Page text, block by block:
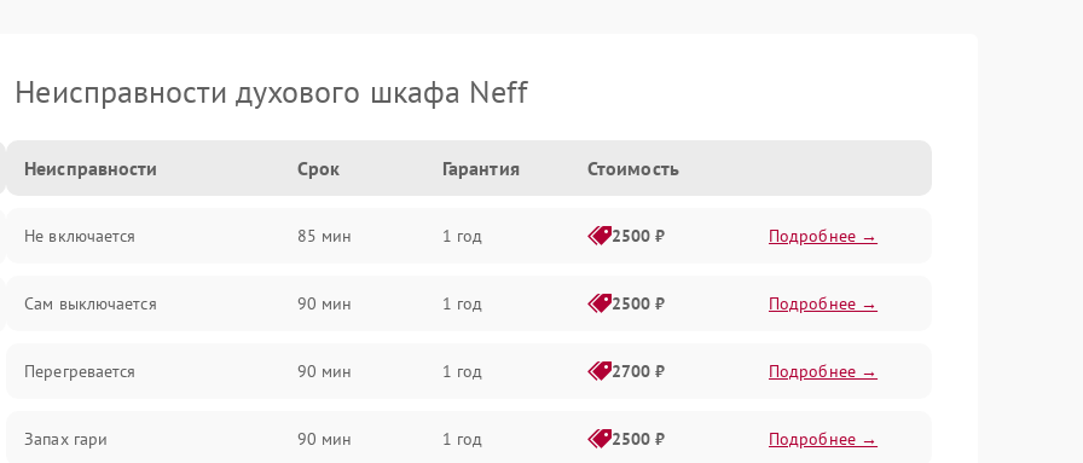
Неисправности духового шкафа Neff
Неисправности Срок Гарантия Стоимость
Не включается 85 мин 1 год 2500 ₽ Подробнее →
Сам выключается 90 мин 1 год 2500 ₽ Подробнее →
Перегревается 90 мин 1 год 2700 ₽ Подробнее →
Запах гари 90 мин 1 год 2500 ₽ Подробнее →